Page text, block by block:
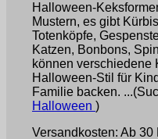
Halloween-
Mustern, es gibt
Totenköpfe,
Katzen, Bonbons,
können verschiedene
Halloween-Stil für
Familie backen.
Halloween )
Versandkosten: Ab 30